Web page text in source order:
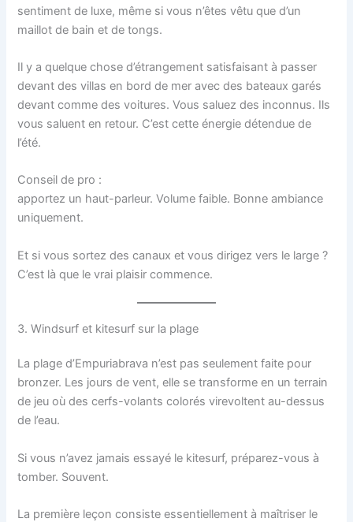
sentiment de luxe, même si vous n’êtes vêtu que d’un
maillot de bain et de tongs.
Il y a quelque chose d’étrangement satisfaisant à passer
devant des villas en bord de mer avec des bateaux garés
devant comme des voitures. Vous saluez des inconnus. Ils
vous saluent en retour. C’est cette énergie détendue de
l’été.
Conseil de pro :
apportez un haut-parleur. Volume faible. Bonne ambiance
uniquement.
Et si vous sortez des canaux et vous dirigez vers le large ?
C’est là que le vrai plaisir commence.
3. Windsurf et kitesurf sur la plage
La plage d’Empuriabrava n’est pas seulement faite pour
bronzer. Les jours de vent, elle se transforme en un terrain
de jeu où des cerfs-volants colorés virevoltent au-dessus
de l’eau.
Si vous n’avez jamais essayé le kitesurf, préparez-vous à
tomber. Souvent.
La première leçon consiste essentiellement à maîtriser le